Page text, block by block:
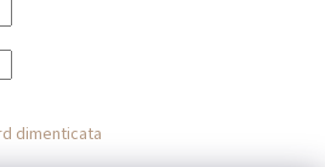
dimenticata